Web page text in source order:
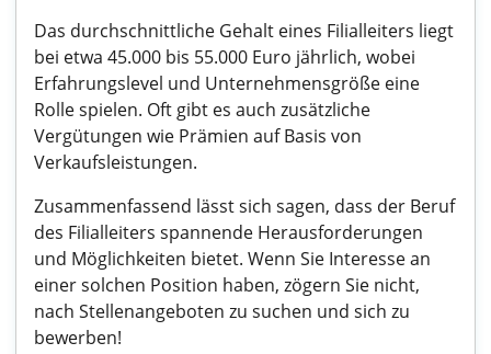
Das durchschnittliche Gehalt eines Filialleiters liegt
bei etwa 45.000 bis 55.000 Euro jährlich, wobei
Erfahrungslevel und Unternehmensgröße eine
Rolle spielen. Oft gibt es auch zusätzliche
Vergütungen wie Prämien auf Basis von
Verkaufsleistungen.
Zusammenfassend lässt sich sagen, dass der Beruf
des Filialleiters spannende Herausforderungen
und Möglichkeiten bietet. Wenn Sie Interesse an
einer solchen Position haben, zögern Sie nicht,
nach Stellenangeboten zu suchen und sich zu
bewerben!